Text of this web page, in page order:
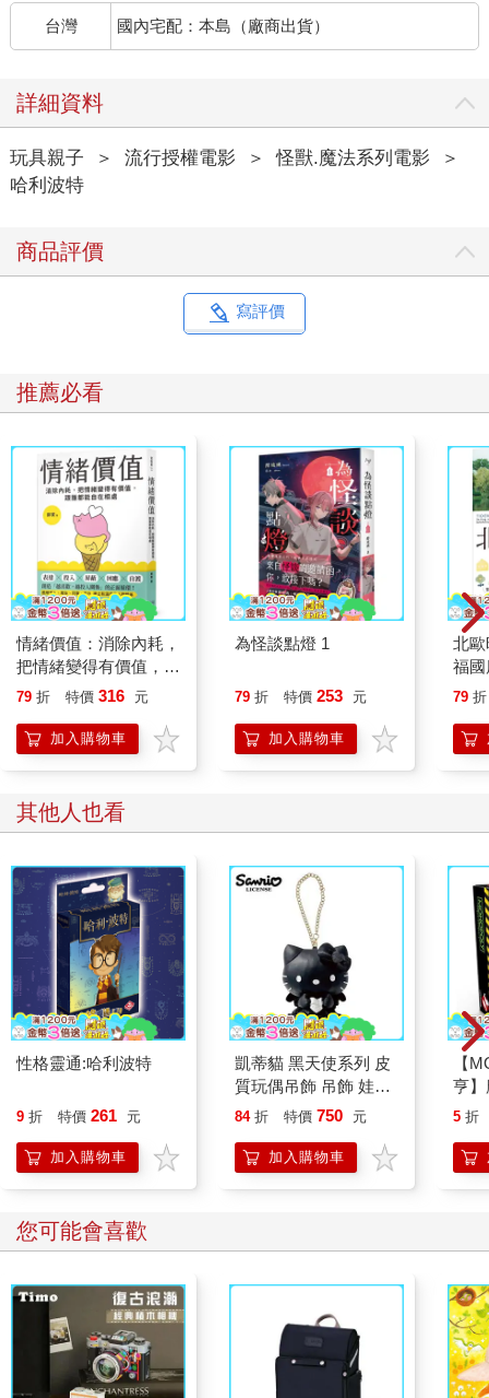
台灣 國內宅配：本島（廠商出貨）
詳細資料
玩具親子 ＞ 流行授權電影 ＞ 怪獸.魔法系列電影
＞
哈利波特
商品評價
寫評價
推薦必看
情緒價值：消除內耗，
把情緒變得有價值，跟
誰都能自在相處
79 折 特價 316 元
加入購物車
為怪談點燈 1
79 折 特價 253 元
加入購物車
北
福
79 折
其他人也看
性格靈通:哈利波特
9 折 特價 261 元
加入購物車
凱蒂貓 黑天使系列 皮
質玩偶吊飾 吊飾 娃娃
皮質娃娃 Hello Kitty 三
84 折 特價 750 元
加入購物車
【
亨
5 折
您可能會喜歡